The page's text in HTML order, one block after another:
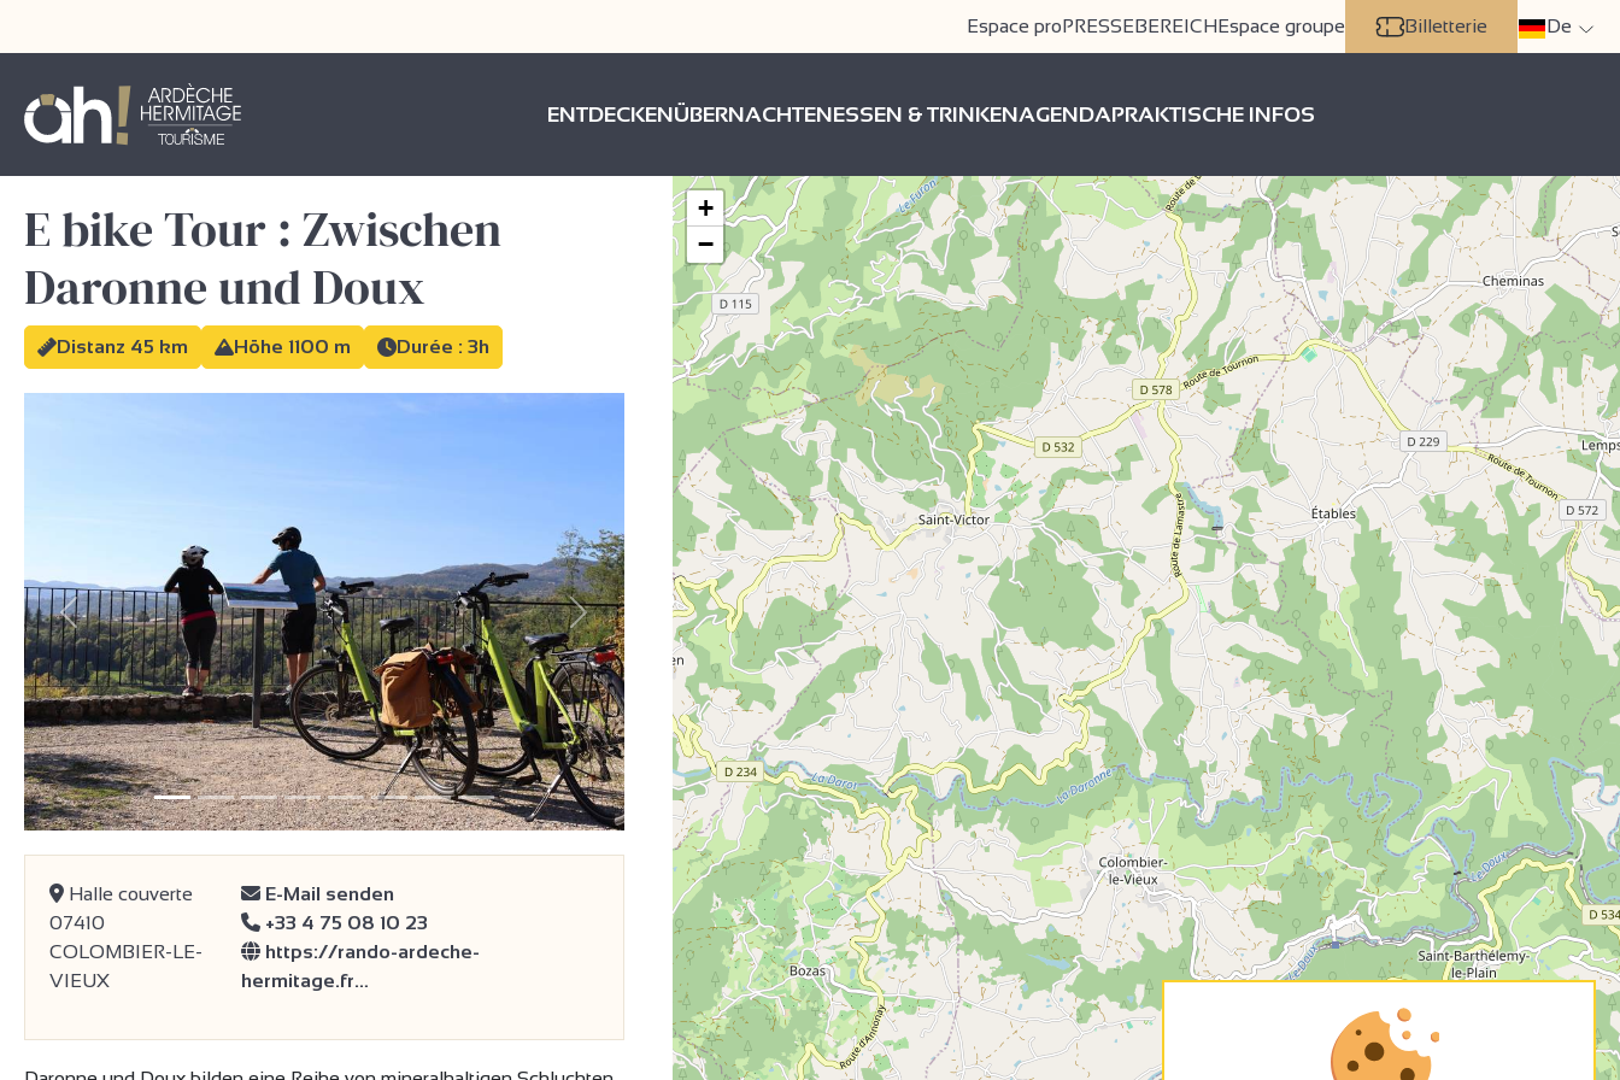
Espace proPRESSEBEREICHEspace groupe Billetterie De
ENTDECKENÜBERNACHTENESSEN & TRINKENAGENDAPRAKTISCHE INFOS
E bike Tour : Zwischen
Daronne und Doux
Distanz 45 km Höhe 1100 m Durée : 3h
Vorherige Weiter
Halle couverte
07410
COLOMBIER-LE-
VIEUX
E-Mail senden
+33 4 75 08 10 23
https://rando-ardeche-
hermitage.fr…
+
−